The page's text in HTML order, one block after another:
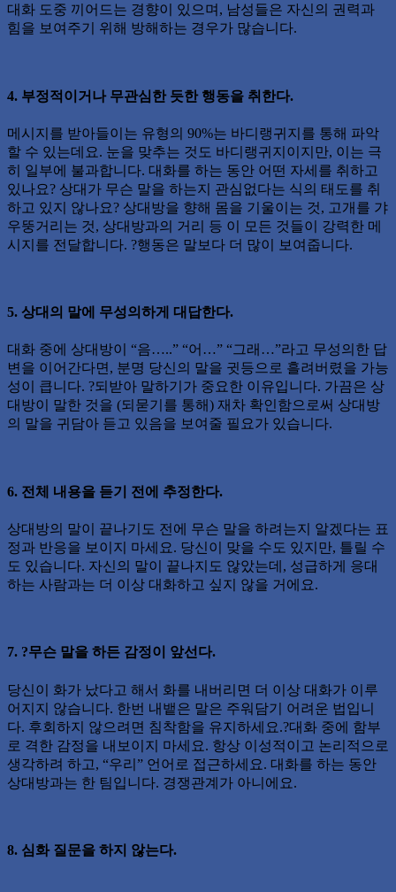
대화 도중 끼어드는 경향이 있으며, 남성들은 자신의 권력과
힘을 보여주기 위해 방해하는 경우가 많습니다.
4. 부정적이거나 무관심한 듯한 행동을 취한다.
메시지를 받아들이는 유형의 90%는 바디랭귀지를 통해 파악
할 수 있는데요. 눈을 맞추는 것도 바디랭귀지이지만, 이는 극
히 일부에 불과합니다. 대화를 하는 동안 어떤 자세를 취하고
있나요? 상대가 무슨 말을 하는지 관심없다는 식의 태도를 취
하고 있지 않나요? 상대방을 향해 몸을 기울이는 것, 고개를 갸
우뚱거리는 것, 상대방과의 거리 등 이 모든 것들이 강력한 메
시지를 전달합니다. ?행동은 말보다 더 많이 보여줍니다.
5. 상대의 말에 무성의하게 대답한다.
대화 중에 상대방이 “음…..” “어…” “그래…”라고 무성의한 답
변을 이어간다면, 분명 당신의 말을 귓등으로 흘려버렸을 가능
성이 큽니다. ?되받아 말하기가 중요한 이유입니다. 가끔은 상
대방이 말한 것을 (되묻기를 통해) 재차 확인함으로써 상대방
의 말을 귀담아 듣고 있음을 보여줄 필요가 있습니다.
6. 전체 내용을 듣기 전에 추정한다.
상대방의 말이 끝나기도 전에 무슨 말을 하려는지 알겠다는 표
정과 반응을 보이지 마세요. 당신이 맞을 수도 있지만, 틀릴 수
도 있습니다. 자신의 말이 끝나지도 않았는데, 성급하게 응대
하는 사람과는 더 이상 대화하고 싶지 않을 거에요.
7. ?무슨 말을 하든 감정이 앞선다.
당신이 화가 났다고 해서 화를 내버리면 더 이상 대화가 이루
어지지 않습니다. 한번 내뱉은 말은 주워담기 어려운 법입니
다. 후회하지 않으려면 침착함을 유지하세요.?대화 중에 함부
로 격한 감정을 내보이지 마세요. 항상 이성적이고 논리적으로
생각하려 하고, “우리” 언어로 접근하세요. 대화를 하는 동안
상대방과는 한 팀입니다. 경쟁관계가 아니에요.
8. 심화 질문을 하지 않는다.